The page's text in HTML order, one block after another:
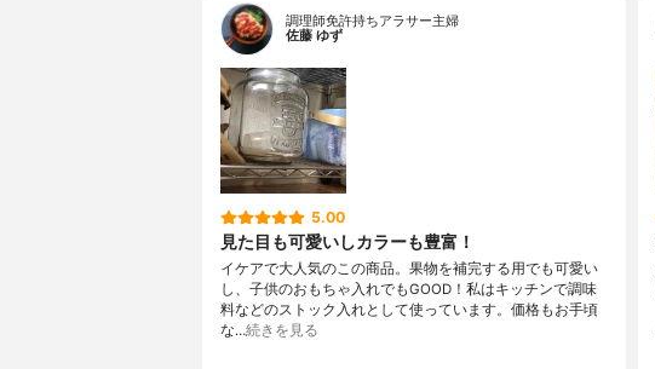
調理師免許持ちアラサー主婦
佐藤 ゆず
5.00
見た目も可愛いしカラーも豊富！
イケアで大人気のこの商品。果物を補完する用でも可愛い
し、子供のおもちゃ入れでもGOOD！私はキッチンで調味
料などのストック入れとして使っています。価格もお手頃
な…続きを見る